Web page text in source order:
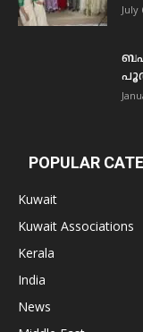
July
POPULAR
Kuwait
Kuwait Associations
Kerala
India
News